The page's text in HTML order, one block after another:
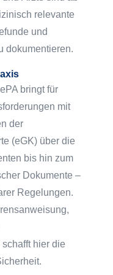
relevante
und
dokumentieren.
bringt für
mit
der
(eGK) über die
bis hin zum
Dokumente –
Regelungen.
hier die